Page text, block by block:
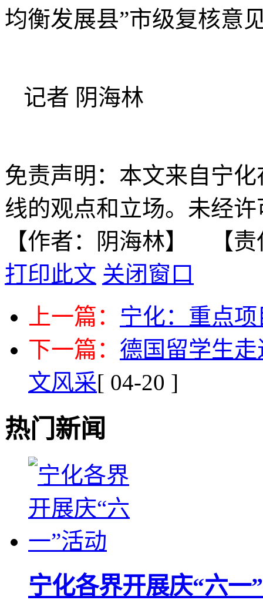
均衡发展县”市级复核意
记者 阴海林
免责声明：本文来自宁
线的观点和立场。未经
【作者：阴海林】 【
打印此文 关闭窗口
上一篇： 宁化：重点
下一篇： 德国留学生
文风采[ 04-20 ]
热门新闻
宁化各界开展庆“六一